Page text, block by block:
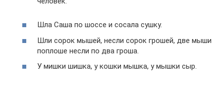
Шла Саша по шоссе и сосала сушку.
Шли сорок мышей, несли сорок грошей, две мыши
поплоше несли по два гроша.
У мишки шишка, у кошки мышка, у мышки сыр.